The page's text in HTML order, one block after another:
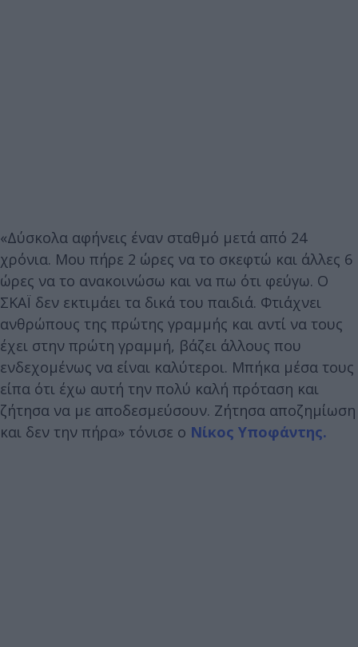
«Δύσκολα αφήνεις έναν σταθμό μετά από 24
χρόνια. Μου πήρε 2 ώρες να το σκεφτώ και άλλες 6
ώρες να το ανακοινώσω και να πω ότι φεύγω. Ο
ΣΚΑΪ δεν εκτιμάει τα δικά του παιδιά. Φτιάχνει
ανθρώπους της πρώτης γραμμής και αντί να τους
έχει στην πρώτη γραμμή, βάζει άλλους που
ενδεχομένως να είναι καλύτεροι. Μπήκα μέσα τους
είπα ότι έχω αυτή την πολύ καλή πρόταση και
ζήτησα να με αποδεσμεύσουν. Ζήτησα αποζημίωση
και δεν την πήρα» τόνισε ο Νίκος Υποφάντης.